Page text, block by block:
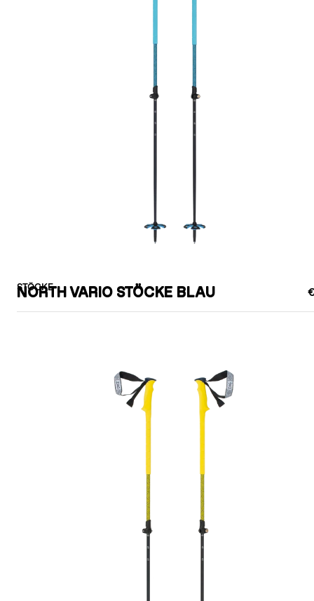
STÖCKE
NORTH VARIO STÖCKE BLAU